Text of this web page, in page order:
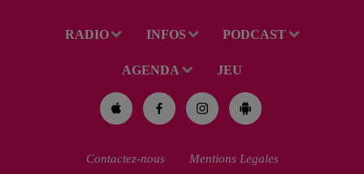
RADIO INFOS PODCAST
AGENDA JEU
Contactez-nous Mentions Legales